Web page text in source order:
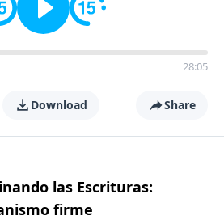
28:05
Download Share
las Escrituras:
firme